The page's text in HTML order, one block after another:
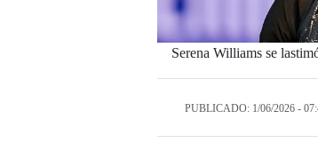
Serena Williams se
PUBLICADO: 1/06/2026 -